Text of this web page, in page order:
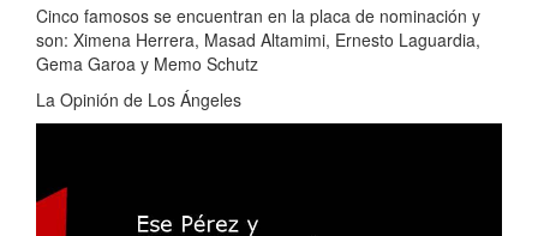
Cinco famosos se encuentran en la placa de nominación y
son: Ximena Herrera, Masad Altamimi, Ernesto Laguardia,
Gema Garoa y Memo Schutz
La Opinión de Los Ángeles